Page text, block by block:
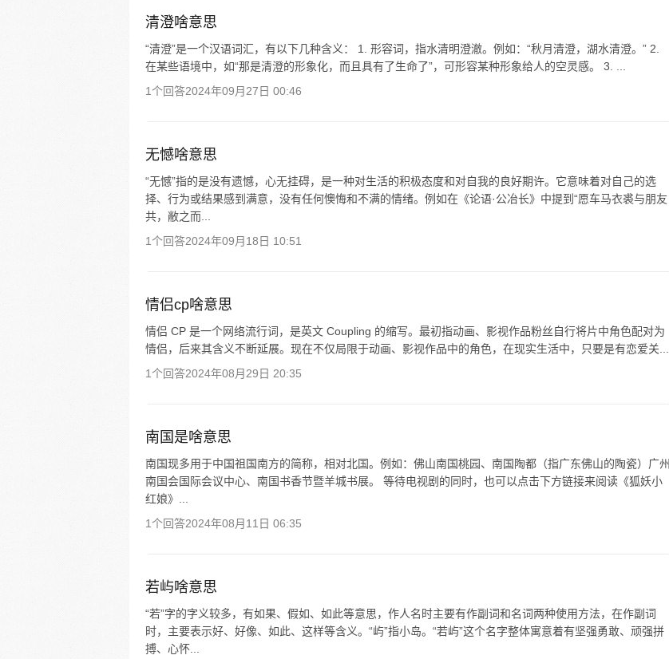
清澄啥意思
“清澄”是一个汉语词汇，有以下几种含义： 1. 形容词，指水清明澄澈。例如：“秋月清澄，湖水清澄。” 2.
在某些语境中，如“那是清澄的形象化，而且具有了生命了”，可形容某种形象给人的空灵感。 3. ...
1个回答2024年09月27日 00:46
无憾啥意思
“无憾”指的是没有遗憾，心无挂碍，是一种对生活的积极态度和对自我的良好期许。它意味着对自己的选
择、行为或结果感到满意，没有任何懊悔和不满的情绪。例如在《论语·公冶长》中提到“愿车马衣裘与朋友
共，敝之而...
1个回答2024年09月18日 10:51
情侣cp啥意思
情侣 CP 是一个网络流行词，是英文 Coupling 的缩写。最初指动画、影视作品粉丝自行将片中角色配对为
情侣，后来其含义不断延展。现在不仅局限于动画、影视作品中的角色，在现实生活中，只要是有恋爱关...
1个回答2024年08月29日 20:35
南国是啥意思
南国现多用于中国祖国南方的简称，相对北国。例如：佛山南国桃园、南国陶都（指广东佛山的陶瓷）广州
南国会国际会议中心、南国书香节暨羊城书展。 等待电视剧的同时，也可以点击下方链接来阅读《狐妖小
红娘》...
1个回答2024年08月11日 06:35
若屿啥意思
“若”字的字义较多，有如果、假如、如此等意思，作人名时主要有作副词和名词两种使用方法，在作副词
时，主要表示好、好像、如此、这样等含义。“屿”指小岛。“若屿”这个名字整体寓意着有坚强勇敢、顽强拼
搏、心怀...